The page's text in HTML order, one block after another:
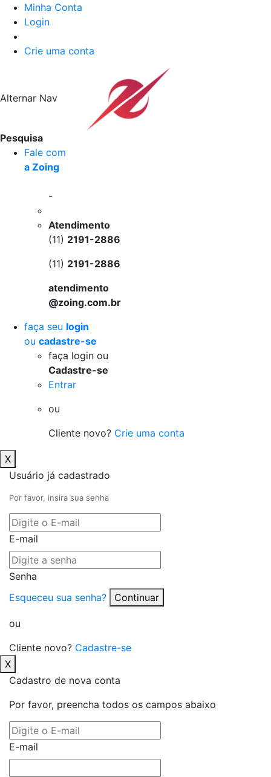
Minha Conta
Login
Crie uma conta
Alternar Nav
Pesquisa
Fale com
a Zoing
-
Atendimento
(11) 2191-2886
(11) 2191-2886
atendimento
@zoing.com.br
faça seu login
ou cadastre-se
faça login ou
Cadastre-se
Entrar
ou
Cliente novo? Crie uma conta
X
Usuário já cadastrado
Por favor, insira sua senha
E-mail
Senha
Esqueceu sua senha?
Continuar
ou
Cliente novo? Cadastre-se
X
Cadastro de nova conta
Por favor, preencha todos os campos abaixo
E-mail